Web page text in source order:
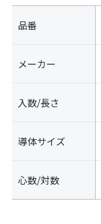
品番
メーカー
入数/長さ
導体サイズ
心数/対数